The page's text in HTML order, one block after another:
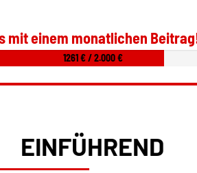
mit einem monatlichen
1261 € / 2.000 €
EINFÜHREND